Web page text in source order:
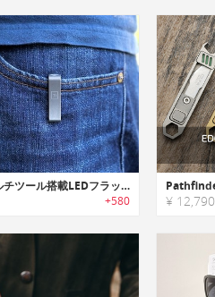
TPC｜マルチツール搭載LEDフラッシュライト付きポケットクリップ「TPC」
+580 ¥ 12,790